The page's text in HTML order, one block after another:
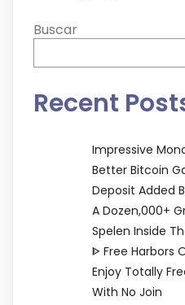
Buscar
Recent
Impressive
Better Bitcoin
Deposit Added
A Dozen,000+
Spelen Inside
ᐈ Free Harbors
Enjoy Totally
With No Join